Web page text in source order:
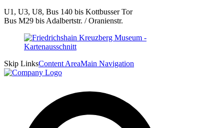
U1, U3, U8, Bus 140 bis Kottbusser Tor
Bus M29 bis Adalbertstr. / Oranienstr.
Skip LinksContent AreaMain Navigation